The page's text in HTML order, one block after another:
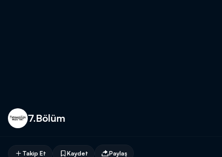
7.Bölüm
Takip Et Kaydet Paylaş